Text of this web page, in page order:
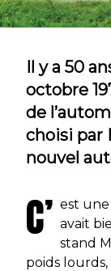
Il y a 50
octobre
de
choisi par
nouvel
C’ est une
avait
stand
poids